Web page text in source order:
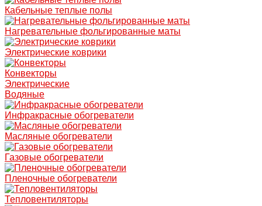
Кабельные теплые полы
Нагревательные фольгированные маты
Электрические коврики
Конвекторы
Электрические
Водяные
Инфракрасные обогреватели
Масляные обогреватели
Газовые обогреватели
Пленочные обогреватели
Тепловентиляторы